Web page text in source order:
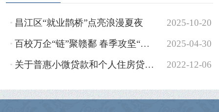
2025-10-20
昌江区“就业鹊桥”点亮浪漫夏夜
2025-04-30
百校万企“链”聚赣鄱 春季攻坚“就”在珠山 珠山区就业之家举办2025年春季校园专...
2022-12-06
关于普惠小微贷款和个人住房贷款支持政策告知书